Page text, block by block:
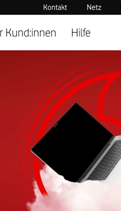
Kund:innen Hilfe
Kontakt Netz